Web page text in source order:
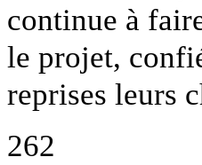
continue à
le projet,
reprises leurs
262